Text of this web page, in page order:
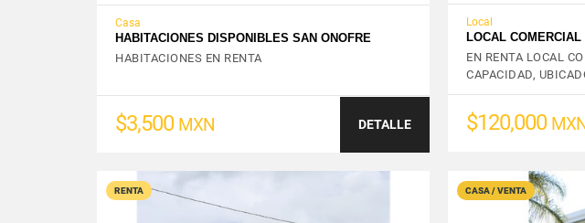
Casa
HABITACIONES DISPONIBLES SAN ONOFRE
HABITACIONES EN RENTA
$3,500 MXN DETALLE
Local
LOCAL COMERCIAL
EN RENTA LOCAL
CAPACIDAD,
$120,000
RENTA CASA / VENTA